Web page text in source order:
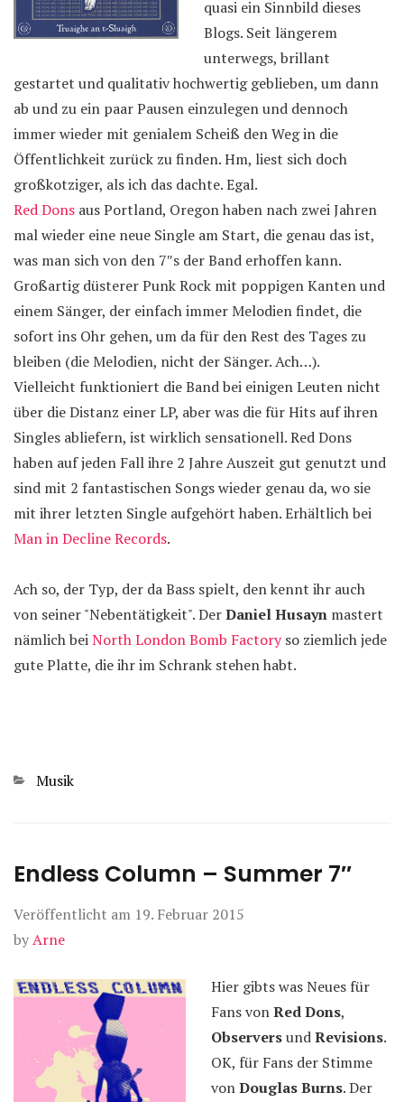
quasi ein Sinnbild dieses
Blogs. Seit längerem
unterwegs, brillant
gestartet und qualitativ hochwertig geblieben, um dann
ab und zu ein paar Pausen einzulegen und dennoch
immer wieder mit genialem Scheiß den Weg in die
Öffentlichkeit zurück zu finden. Hm, liest sich doch
großkotziger, als ich das dachte. Egal.
Red Dons aus Portland, Oregon haben nach zwei Jahren
mal wieder eine neue Single am Start, die genau das ist,
was man sich von den 7″s der Band erhoffen kann.
Großartig düsterer Punk Rock mit poppigen Kanten und
einem Sänger, der einfach immer Melodien findet, die
sofort ins Ohr gehen, um da für den Rest des Tages zu
bleiben (die Melodien, nicht der Sänger. Ach…).
Vielleicht funktioniert die Band bei einigen Leuten nicht
über die Distanz einer LP, aber was die für Hits auf ihren
Singles abliefern, ist wirklich sensationell. Red Dons
haben auf jeden Fall ihre 2 Jahre Auszeit gut genutzt und
sind mit 2 fantastischen Songs wieder genau da, wo sie
mit ihrer letzten Single aufgehört haben. Erhältlich bei
Man in Decline Records.
Ach so, der Typ, der da Bass spielt, den kennt ihr auch
von seiner "Nebentätigkeit". DerDaniel Husayn mastert
nämlich beiNorth London Bomb Factoryso ziemlich jede
gute Platte, die ihr im Schrank stehen habt.
Kategorien
Musik
Endless Column – Summer 7″
Veröffentlicht am 19. Februar 2015
byArne
Hier gibts was Neues für
Fans vonRed Dons,
ObserversundRevisions.
OK, für Fans der Stimme
vonDouglas Burns. Der